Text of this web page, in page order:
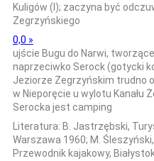
Kuligów (l); zaczyna być
Zegrzyńskiego
0,0 »
ujście Bugu do Narwi,
naprzeciwko Serock (gotycki
Jeziorze Zegrzyńskim trudno
w Nieporęcie u wylotu Kanału
Serocka jest camping
Literatura: B. Jastrzębski,
Warszawa 1960; M.
Przewodnik kajakowy,